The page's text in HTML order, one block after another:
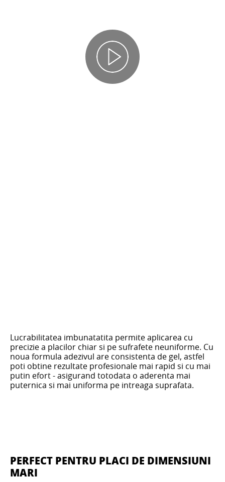
Lucrabilitatea imbunatatita permite aplicarea cu
precizie a placilor chiar si pe sufrafete neuniforme. Cu
noua formula adezivul are consistenta de gel, astfel
poti obtine rezultate profesionale mai rapid si cu mai
putin efort - asigurand totodata o aderenta mai
puternica si mai uniforma pe intreaga suprafata.
PERFECT PENTRU PLACI DE DIMENSIUNI
MARI